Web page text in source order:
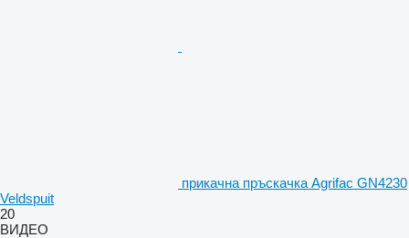
прикачна пръскачка Agrifac GN4230
Veldspuit
20
ВИДЕО